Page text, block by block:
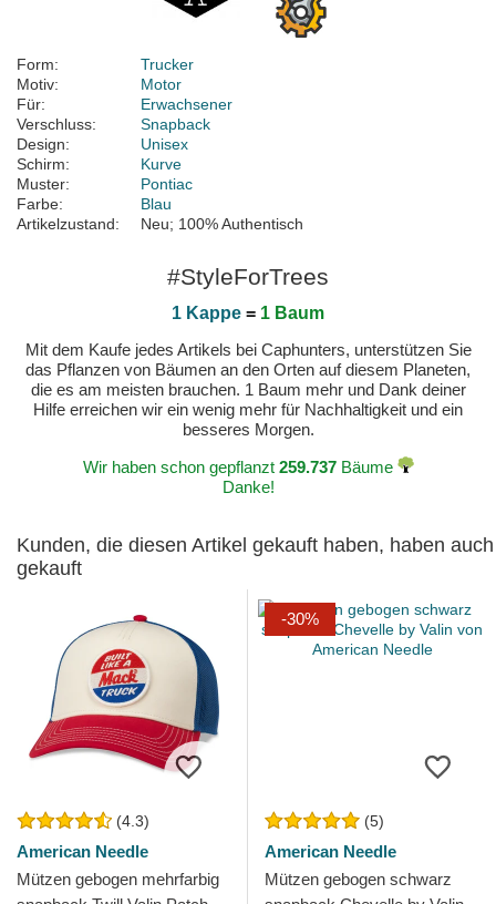
Form:
Trucker
Motiv:
Motor
Für:
Erwachsener
Verschluss:
Snapback
Design:
Unisex
Schirm:
Kurve
Muster:
Pontiac
Farbe:
Blau
Artikelzustand:
Neu; 100% Authentisch
#StyleForTrees
1 Kappe = 1 Baum
Mit dem Kaufe jedes Artikels bei Caphunters, unterstützen Sie
das Pflanzen von Bäumen an den Orten auf diesem Planeten,
die es am meisten brauchen. 1 Baum mehr und Dank deiner
Hilfe erreichen wir ein wenig mehr für Nachhaltigkeit und ein
besseres Morgen.
Wir haben schon gepflanzt 259.737Bäume
Danke!
Kunden, die diesen Artikel gekauft haben, haben auch
gekauft
(4.3)
American Needle
Mützen gebogen mehrfarbig
-30%
(5)
American Needle
Mützen gebogen schwarz